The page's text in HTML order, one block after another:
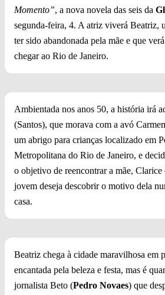
Momento”, a nova novela das seis da
segunda-feira, 4. A atriz viverá Beatriz,
ter sido abandonada pela mãe e que
chegar ao Rio de Janeiro.
Ambientada nos anos 50, a história irá
(Santos), que morava com a avó
um abrigo para crianças localizado em
Metropolitana do Rio de Janeiro, e
o objetivo de reencontrar a mãe, Clarice
jovem deseja descobrir o motivo dela
casa.
Beatriz chega à cidade maravilhosa em
encantada pela beleza e festa, mas é
jornalista Beto (Pedro Novaes) que